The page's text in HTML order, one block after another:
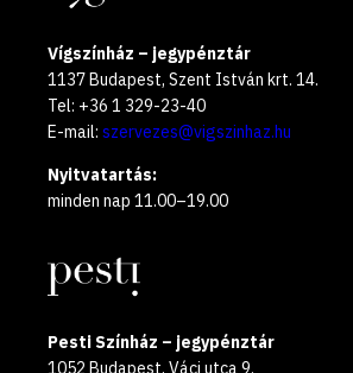
Vígszínház – jegypénztár
1137 Budapest, Szent István krt. 14.
Tel: +36 1 329-23-40
E-mail: szervezes@vigszinhaz.hu
Nyitvatartás:
minden nap 11.00–19.00
Pesti Színház – jegypénztár
1052 Budapest, Váci utca 9.